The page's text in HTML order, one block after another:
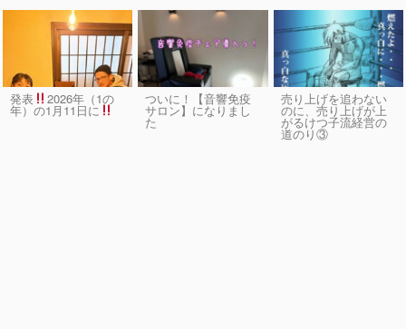
発表 2026年（1の
年）の1月11日に
ついに！【音響免疫
サロン】になりまし
た
売り上げを追わない
のに、売り上げが上
がるけつ子流経営の
道のり③